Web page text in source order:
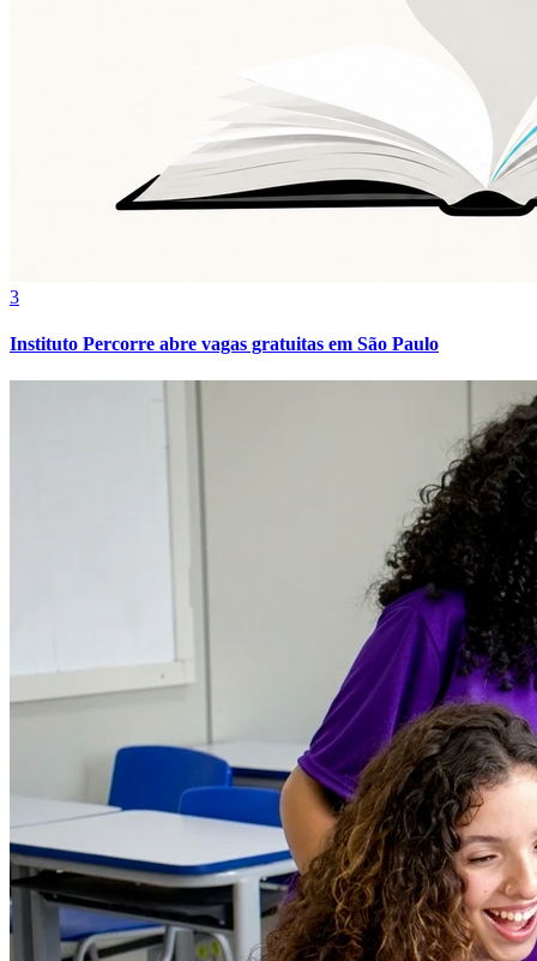
Cruzeiro
3
Instituto Percorre abre vagas gratuitas em São Paulo